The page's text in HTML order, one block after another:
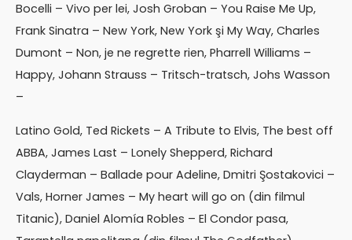
Bocelli – Vivo per lei, Josh Groban – You Raise Me Up,
Frank Sinatra – New York, New York şi My Way, Charles
Dumont – Non, je ne regrette rien, Pharrell Williams –
Happy, Johann Strauss – Tritsch-tratsch, Johs Wasson
–
Latino Gold, Ted Rickets – A Tribute to Elvis, The best off
ABBA, James Last – Lonely Shepperd, Richard
Clayderman – Ballade pour Adeline, Dmitri Şostakovici –
Vals, Horner James – My heart will go on (din filmul
Titanic), Daniel Alomía Robles – El Condor pasa,